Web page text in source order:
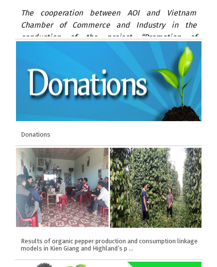
The cooperation between AOI and Vietnam
Chamber of Commerce and Industry in the
conduction of the project “Promotion of
cooperation in private sector to develop
comprehensive inclusive business models (IB)
and responsible investment (IR) in the rice value
chain in Vietnam. (2019-2020)
Donations
Results of organic pepper production and consumption linkage
models in Kien Giang and Highland’s p …